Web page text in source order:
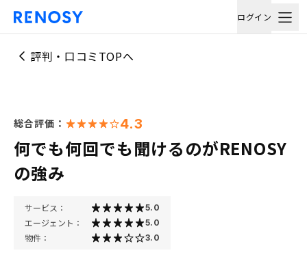
ログイン
評判・口コミTOPへ
総合評価： 4.3
何でも何回でも聞けるのがRENOSY
の強み
サービス： 5.0
エージェント： 5.0
物件： 3.0